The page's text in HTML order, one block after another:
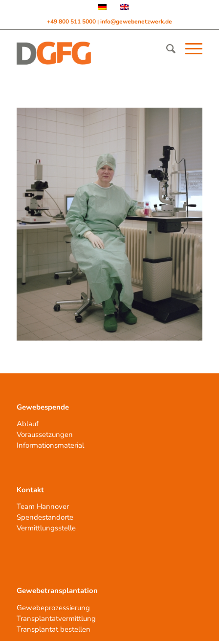
+49 800 511 5000 | info@gewebenetzwerk.de
Gewebespende
Ablauf
Voraussetzungen
Informationsmaterial
Kontakt
Team Hannover
Spendestandorte
Vermittlungsstelle
Gewebetransplantation
Gewebeprozessierung
Transplantatvermittlung
Transplantat bestellen